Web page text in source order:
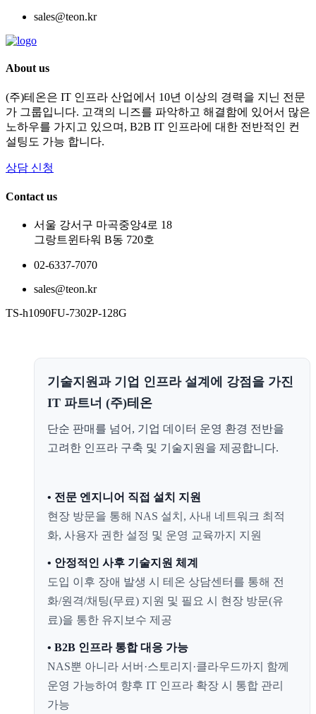
sales@teon.kr
About us
(주)테온은 IT 인프라 산업에서 10년 이상의 경력을 지닌 전문
가 그룹입니다. 고객의 니즈를 파악하고 해결함에 있어서 많은
노하우를 가지고 있으며, B2B IT 인프라에 대한 전반적인 컨
설팅도 가능 합니다.
상담 신청
Contact us
서울 강서구 마곡중앙4로 18
그랑트윈타워 B동 720호
02-6337-7070
sales@teon.kr
TS-h1090FU-7302P-128G
기술지원과 기업 인프라 설계에 강점을 가진
IT 파트너 (주)테온
단순 판매를 넘어, 기업 데이터 운영 환경 전반을
고려한 인프라 구축 및 기술지원을 제공합니다.
• 전문 엔지니어 직접 설치 지원
현장 방문을 통해 NAS 설치, 사내 네트워크 최적
화, 사용자 권한 설정 및 운영 교육까지 지원
• 안정적인 사후 기술지원 체계
도입 이후 장애 발생 시 테온 상담센터를 통해 전
화/원격/채팅(무료) 지원 및 필요 시 현장 방문(유
료)을 통한 유지보수 제공
• B2B 인프라 통합 대응 가능
NAS뿐 아니라 서버·스토리지·클라우드까지 함께
운영 가능하여 향후 IT 인프라 확장 시 통합 관리
가능